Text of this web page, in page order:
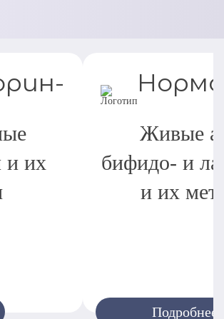
и их
Подробнее
Живые
бифидо- и
и их